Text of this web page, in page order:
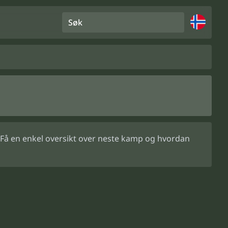
Søk
en enkel oversikt over neste kamp og hvordan